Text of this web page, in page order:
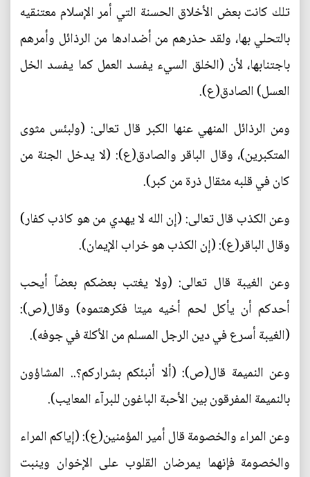
تلك كانت بعض الأخلاق الحسنة التي أمر الإسلام معتنقيه
بالتحلي بها، ولقد حذرهم من أضدادها من الرذائل وأمرهم
باجتنابها، لأن (الخلق السيء يفسد العمل كما يفسد الخل
العسل) الصادق(ع).
ومن الرذائل المنهي عنها الكبر قال تعالى: (ولبئس مثوى
المتكبرين)، وقال الباقر والصادق(ع): (لا يدخل الجنة من
كان في قلبه مثقال ذرة من كبر).
وعن الكذب قال تعالى: (إن الله لا يهدي من هو كاذب كفار)
وقال الباقر(ع): (إن الكذب هو خراب الإيمان).
وعن الغيبة قال تعالى: (ولا يغتب بعضكم بعضاً أيحب
أحدكم أن يأكل لحم أخيه ميتا فكرهتموه) وقال(ص):
(الغيبة أسرع في دين الرجل المسلم من الأكلة في جوفه).
وعن النميمة قال(ص): (ألا أنبئكم بشراركم؟.. المشاؤون
بالنميمة المفرقون بين الأحبة الباغون للبرآء المعايب).
وعن المراء والخصومة قال أمير المؤمنين(ع): (إياكم المراء
والخصومة فإنهما يمرضان القلوب على الإخوان وينبت